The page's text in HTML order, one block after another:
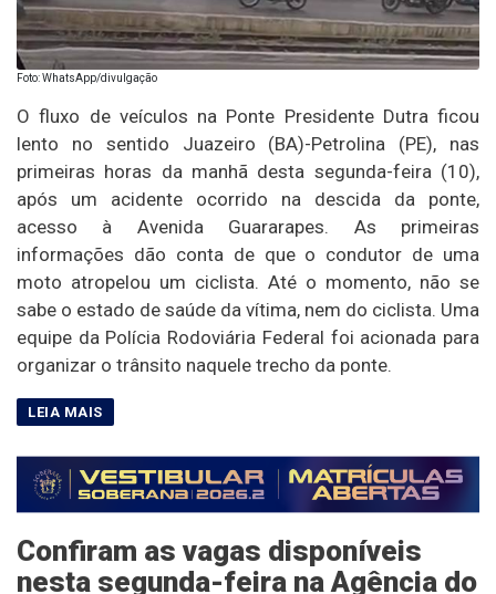
Foto: WhatsApp/divulgação
O fluxo de veículos na Ponte Presidente Dutra ficou
lento no sentido Juazeiro (BA)-Petrolina (PE), nas
primeiras horas da manhã desta segunda-feira (10),
após um acidente ocorrido na descida da ponte,
acesso à Avenida Guararapes. As primeiras
informações dão conta de que o condutor de uma
moto atropelou um ciclista. Até o momento, não se
sabe o estado de saúde da vítima, nem do ciclista. Uma
equipe da Polícia Rodoviária Federal foi acionada para
organizar o trânsito naquele trecho da ponte.
Confiram as vagas disponíveis
nesta segunda-feira na Agência do